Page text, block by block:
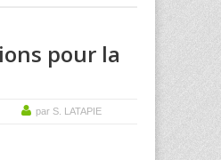
pour la
par S. LATAPIE